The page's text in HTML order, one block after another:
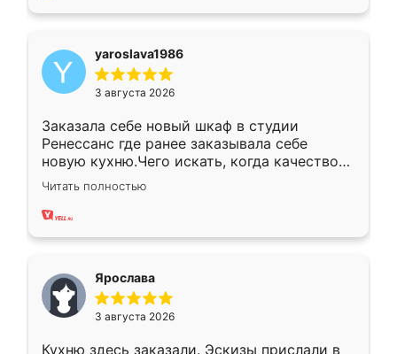
yaroslava1986
3 августа 2026
Заказала себе новый шкаф в студии
Ренессанс где ранее заказывала себе
новую кухню.Чего искать, когда качеством
вполне довольна. Служит кухня уже почти
два года, нареканий нет.
Читать полностью
Ярослава
3 августа 2026
Кухню здесь заказали. Эскизы прислали в